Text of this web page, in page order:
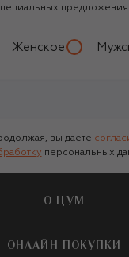
Женское
вы даете
персональных
О ЦУМ
О магазине
ОНЛАЙН ПОКУПКИ